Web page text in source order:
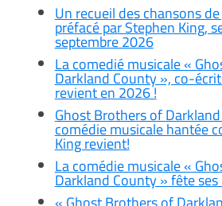
Un recueil des chansons
préfacé par Stephen King,
septembre 2026
La comedié musicale «
Darkland County », co-
revient en 2026 !
Ghost Brothers of
comédie musicale hantée
King revient!
La comédie musicale «
Darkland County » fête ses